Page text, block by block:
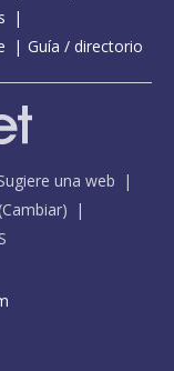
Guía / directorio
una web
Cambiar)